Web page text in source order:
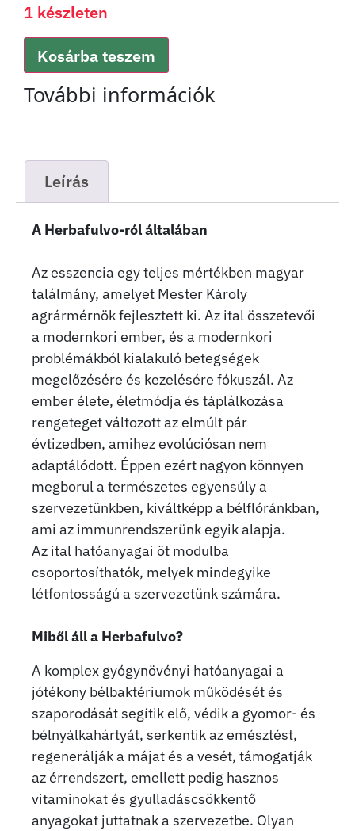
1 készleten
Kosárba teszem
További információk
Leírás
A Herbafulvo-ról általában
Az esszencia egy teljes mértékben magyar
találmány, amelyet Mester Károly
agrármérnök fejlesztett ki. Az ital összetevői
a modernkori ember, és a modernkori
problémákból kialakuló betegségek
megelőzésére és kezelésére fókuszál. Az
ember élete, életmódja és táplálkozása
rengeteget változott az elmúlt pár
évtizedben, amihez evolúciósan nem
adaptálódott. Éppen ezért nagyon könnyen
megborul a természetes egyensúly a
szervezetünkben, kiváltképp a bélflóránkban,
ami az immunrendszerünk egyik alapja.
Az ital hatóanyagai öt modulba
csoportosíthatók, melyek mindegyike
létfontosságú a szervezetünk számára.
Miből áll a Herbafulvo?
A komplex gyógynövényi hatóanyagai a
jótékony bélbaktériumok működését és
szaporodását segítik elő, védik a gyomor- és
bélnyálkahártyát, serkentik az emésztést,
regenerálják a májat és a vesét, támogatják
az érrendszert, emellett pedig hasznos
vitaminokat és gyulladáscsökkentő
anyagokat juttatnak a szervezetbe. Olyan